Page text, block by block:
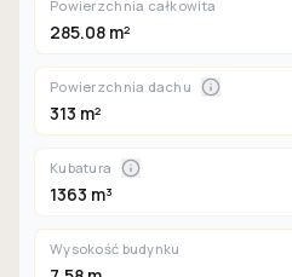
Powierzchnia całkowita
285.08 m²
Powierzchnia dachu
313 m²
Kubatura
1363 m³
Wysokość budynku